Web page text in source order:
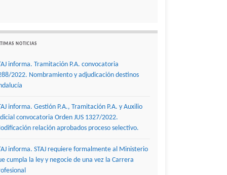
NOTICIAS
informa. Tramitación P.A. convocatoria
2022. Nombramiento y adjudicación destinos
informa. Gestión P.A., Tramitación P.A. y Auxilio
convocatoria Orden JUS 1327/2022.
relación aprobados proceso selectivo.
informa. STAJ requiere formalmente al Ministerio
cumpla la ley y negocie de una vez la Carrera